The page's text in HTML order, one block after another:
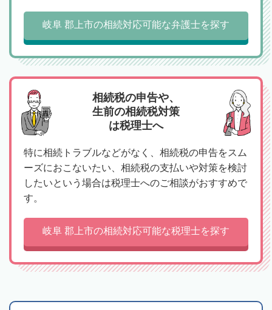
岐阜 郡上市の相続対応可能な弁護士を探す
相続税の申告や、
生前の相続税対策
は税理士へ
特に相続トラブルなどがなく、相続税の申告をスム
ーズにおこないたい、相続税の支払いや対策を検討
したいという場合は税理士へのご相談がおすすめで
す。
岐阜 郡上市の相続対応可能な税理士を探す